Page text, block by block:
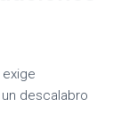
descalabro